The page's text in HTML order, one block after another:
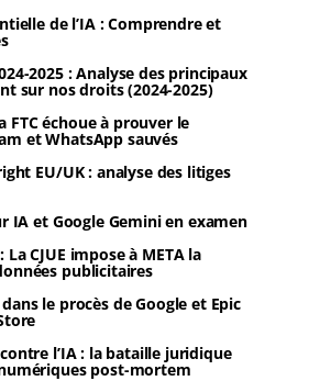
de l’IA : Comprendre et
2025 : Analyse des principaux
sur nos droits (2024-2025)
FTC échoue à prouver le
et WhatsApp sauvés
EU/UK : analyse des litiges
IA et Google Gemini en examen
CJUE impose à META la
publicitaires
le procès de Google et Epic
l’IA : la bataille juridique
post-mortem